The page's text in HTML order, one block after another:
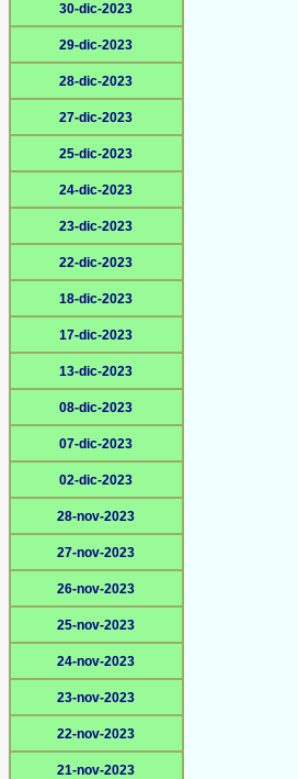
30-dic-2023
29-dic-2023
28-dic-2023
27-dic-2023
25-dic-2023
24-dic-2023
23-dic-2023
22-dic-2023
18-dic-2023
17-dic-2023
13-dic-2023
08-dic-2023
07-dic-2023
02-dic-2023
28-nov-2023
27-nov-2023
26-nov-2023
25-nov-2023
24-nov-2023
23-nov-2023
22-nov-2023
21-nov-2023